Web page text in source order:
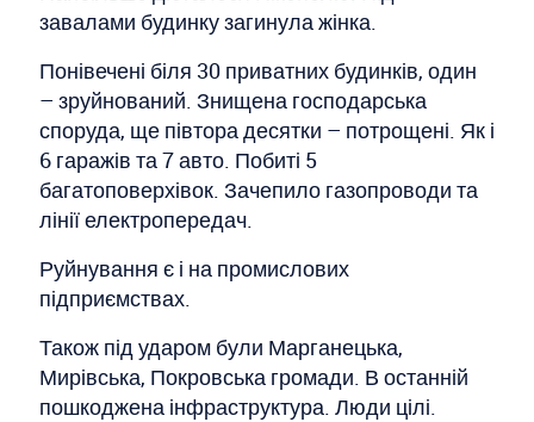
завалами будинку загинула жінка.
Понівечені біля 30 приватних будинків, один
– зруйнований. Знищена господарська
споруда, ще півтора десятки – потрощені. Як і
6 гаражів та 7 авто. Побиті 5
багатоповерхівок. Зачепило газопроводи та
лінії електропередач.
Руйнування є і на промислових
підприємствах.
Також під ударом були Марганецька,
Мирівська, Покровська громади. В останній
пошкоджена інфраструктура. Люди цілі.